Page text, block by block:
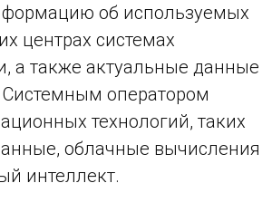
об используемых
центрах системах
а также актуальные данные
оператором
технологий, таких
облачные вычисления
интеллект.